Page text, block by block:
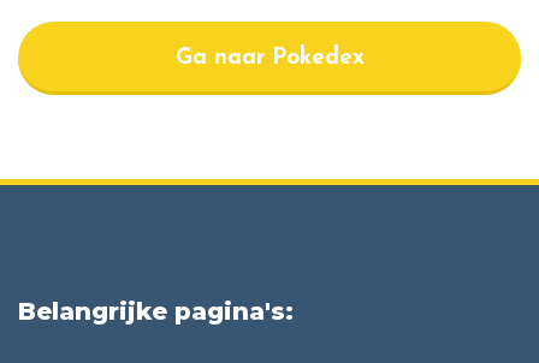
Ga naar Pokedex
Belangrijke pagina's: